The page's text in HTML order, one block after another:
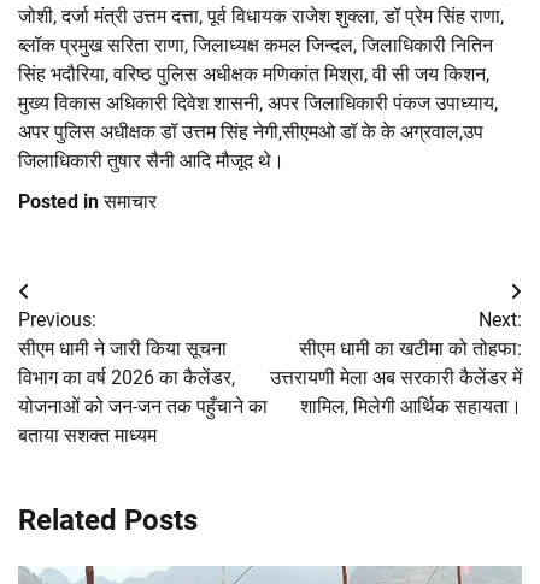
जोशी, दर्जा मंत्री उत्तम दत्ता, पूर्व विधायक राजेश शुक्ला, डॉ प्रेम सिंह राणा,
ब्लॉक प्रमुख सरिता राणा, जिलाध्यक्ष कमल जिन्दल, जिलाधिकारी नितिन
सिंह भदौरिया, वरिष्ठ पुलिस अधीक्षक मणिकांत मिश्रा, वी सी जय किशन,
मुख्य विकास अधिकारी दिवेश शासनी, अपर जिलाधिकारी पंकज उपाध्याय,
अपर पुलिस अधीक्षक डॉ उत्तम सिंह नेगी,सीएमओ डॉ के के अग्रवाल,उप
जिलाधिकारी तुषार सैनी आदि मौजूद थे।
Posted inसमाचार
Post
navigation
Previous:
सीएम धामी ने जारी किया सूचना
विभाग का वर्ष 2026 का कैलेंडर,
योजनाओं को जन-जन तक पहुँचाने का
बताया सशक्त माध्यम
Next:
सीएम धामी का खटीमा को तोहफा:
उत्तरायणी मेला अब सरकारी कैलेंडर में
शामिल, मिलेगी आर्थिक सहायता।
Related Posts